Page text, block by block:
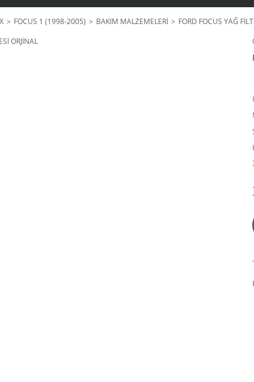
FOCUS 1 (1998-2005) BAKIM MALZEMELERİ
FORD FOCUS YAĞ